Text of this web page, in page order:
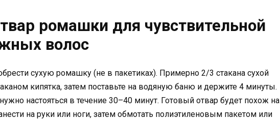
ромашки для чувствительной
волос
сухую ромашку (не в пакетиках). Примерно 2/3 стакана сухой
кипятка, затем поставьте на водяную баню и держите 4 минуты.
настояться в течение 30–40 минут. Готовый отвар будет похож на
на руки или ноги, затем обмотать полиэтиленовым пакетом или